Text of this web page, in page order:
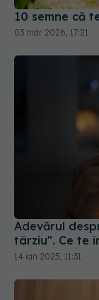
Adevărul
târziu". Ce te
14 ian 2025, 11:31